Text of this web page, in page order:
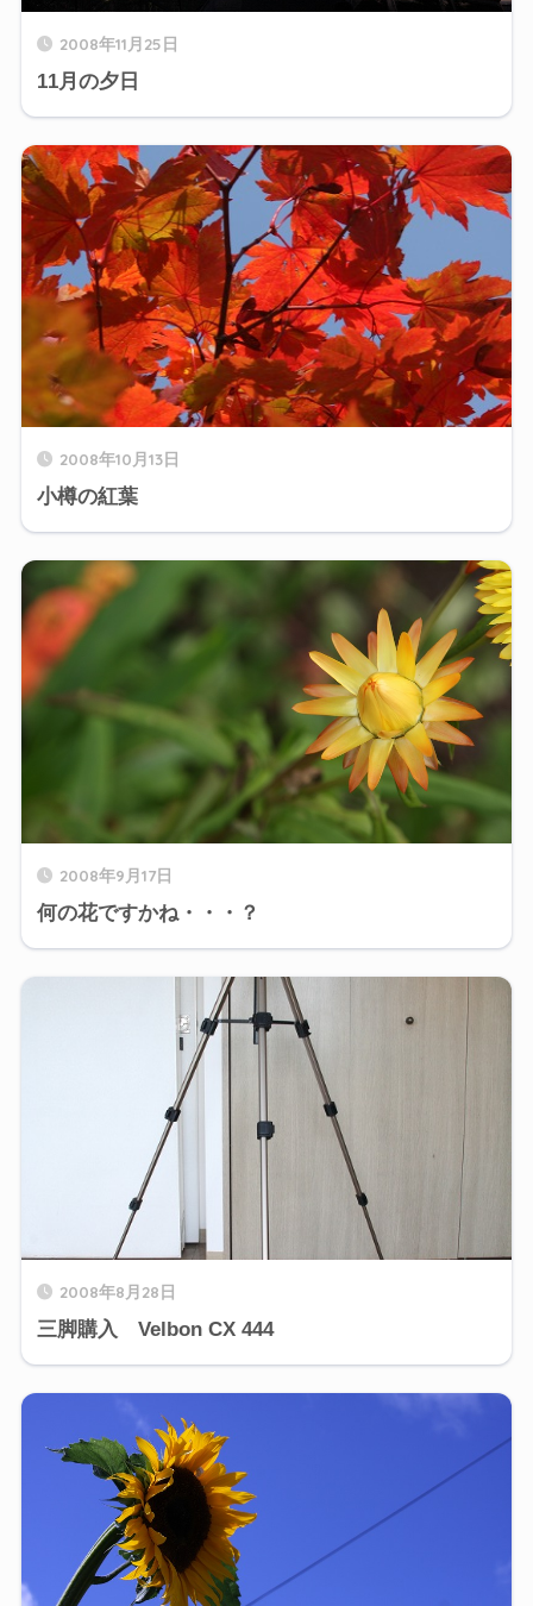
2008年11月25日
11月の夕日
2008年10月13日
小樽の紅葉
2008年9月17日
何の花ですかね・・・？
2008年8月28日
三脚購入 Velbon CX 444